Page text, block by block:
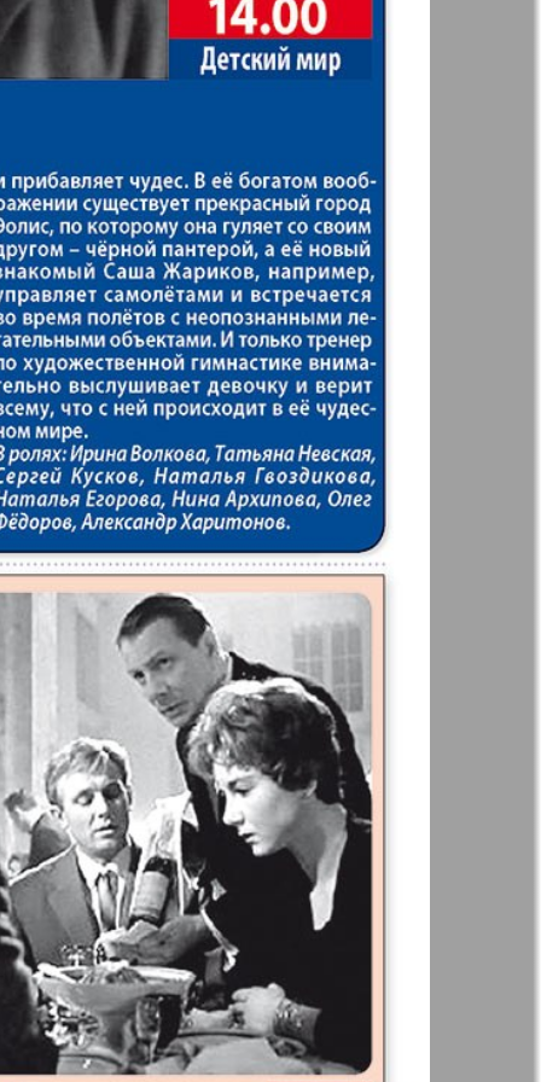
41
53
59
65
71 72
77
83
Англия
Будь здоров
info Вечерняя газета
Wadim
Дом и семья
газета
Еврейская
панорама
Жизнь женщины
Идеальная фирма
Катюша
Крот в Германии